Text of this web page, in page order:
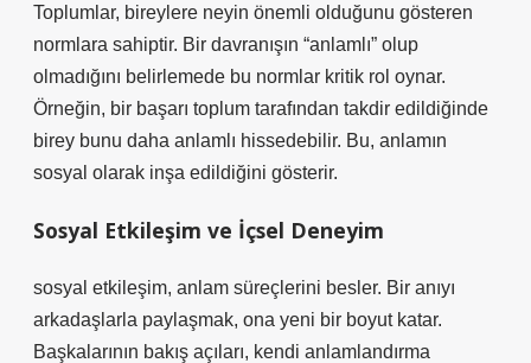
Toplumlar, bireylere neyin önemli olduğunu gösteren
normlara sahiptir. Bir davranışın “anlamlı” olup
olmadığını belirlemede bu normlar kritik rol oynar.
Örneğin, bir başarı toplum tarafından takdir edildiğinde
birey bunu daha anlamlı hissedebilir. Bu, anlamın
sosyal olarak inşa edildiğini gösterir.
Sosyal Etkileşim ve İçsel Deneyim
sosyal etkileşim, anlam süreçlerini besler. Bir anıyı
arkadaşlarla paylaşmak, ona yeni bir boyut katar.
Başkalarının bakış açıları, kendi anlamlandırma